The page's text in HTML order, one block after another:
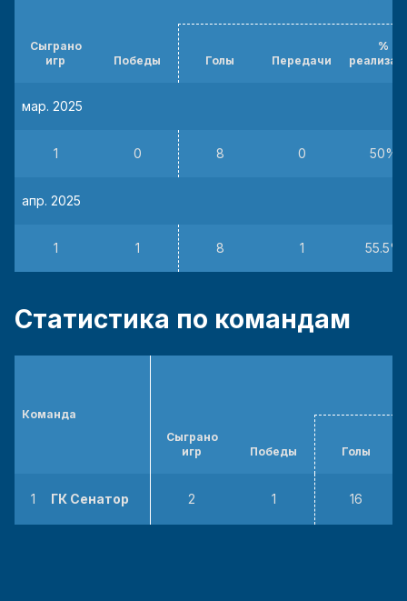
Сыграно
игр
Победы Голы Передачи
%
мар. 2025
1 0 8 0 50%
апр. 2025
1 1 8 1 55.5%
Статистика по командам
Команда
Сыграно
игр
Победы Голы
1 ГК Сенатор 2 1 16